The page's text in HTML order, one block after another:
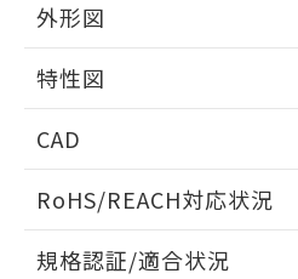
外形図
外形図
特性図
電気的耐久性曲線
CAD
ドすることができます。
RoHS/REACH対応状況
規格認証/適合状況